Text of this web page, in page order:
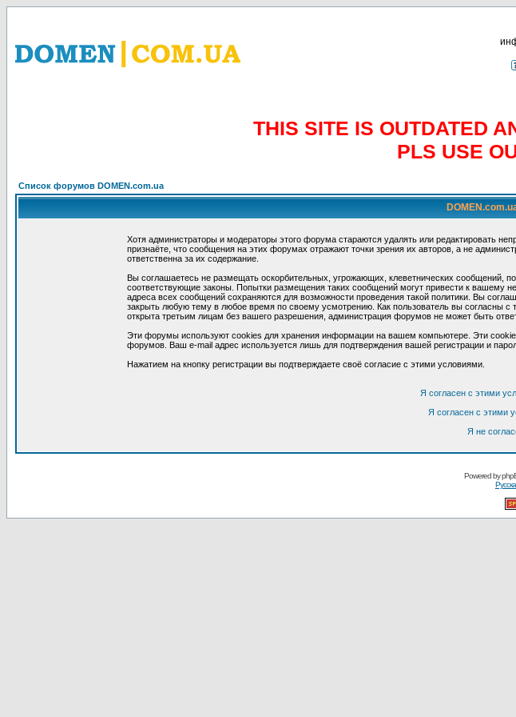
THIS SITE IS OUTDATED
PLS USE
Список форумов DOMEN.com.ua
Хотя администраторы и модераторы этого форума стараются удалять или редактировать
признаёте, что сообщения на этих форумах отражают точки зрения их авторов, а не
ответственна за их содержание.
Вы соглашаетесь не размещать оскорбительных, угрожающих, клеветнических сообщений,
соответствующие законы. Попытки размещения таких сообщений могут привести к вашему
адреса всех сообщений сохраняются для возможности проведения такой политики. Вы
закрыть любую тему в любое время по своему усмотрению. Как пользователь вы согласны
открыта третьим лицам без вашего разрешения, администрация форумов не может быть
Эти форумы используют cookies для хранения информации на вашем компьютере. Эти
форумов. Ваш e-mail адрес используется лишь для подтверждения вашей регистрации и
Нажатием на кнопку регистрации вы подтверждаете своё согласие с этими условиями.
Я согласен с этими
Я согласен с этими
Я не
Powered by